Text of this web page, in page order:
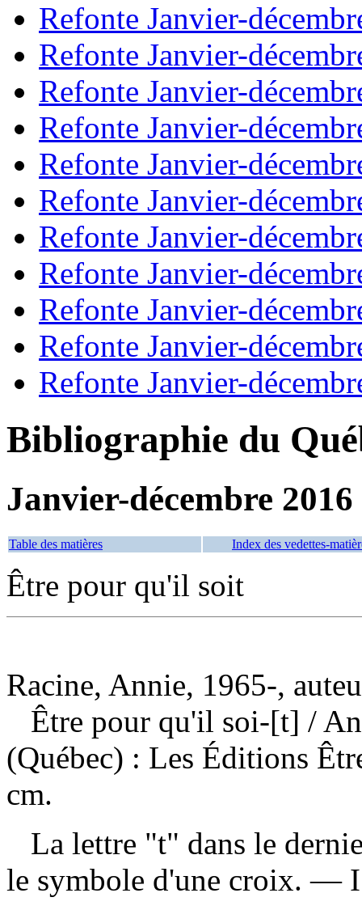
Refonte Janvier-
Refonte Janvier-
Refonte Janvier-
Refonte Janvier-
Refonte Janvier-
Refonte Janvier-
Refonte Janvier-
Refonte Janvier-
Refonte Janvier-
Refonte Janvier-
Refonte Janvier-
Bibliographie du
Janvier-décembre 2016
Table des matières Index des vedettes-
Être pour qu'il soit
Racine, Annie, 1965-,
Être pour qu'il soi-[t] /
(Québec) : Les Éditions
cm.
La lettre "t" dans le
le symbole d'une croix. —